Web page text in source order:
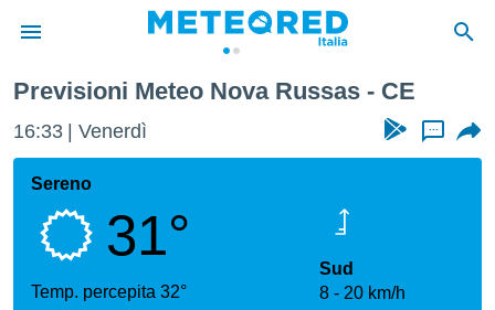
di
per
le
Previsioni Meteo Nova Russas - CE
16:33 Venerdì ...
Sereno
31°
Temp. percepita 32°
Sud
8
20 km/h